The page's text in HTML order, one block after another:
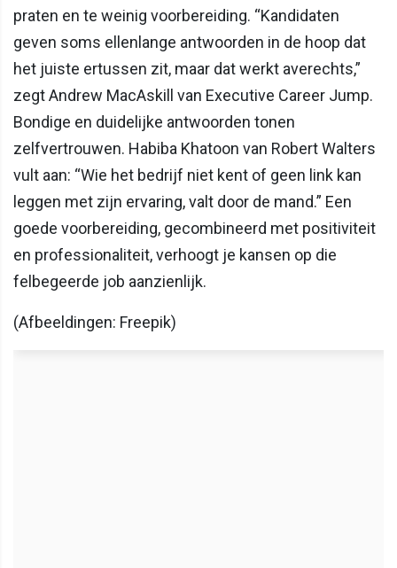
praten en te weinig voorbereiding. “Kandidaten
geven soms ellenlange antwoorden in de hoop dat
het juiste ertussen zit, maar dat werkt averechts,”
zegt Andrew MacAskill van Executive Career Jump.
Bondige en duidelijke antwoorden tonen
zelfvertrouwen. Habiba Khatoon van Robert Walters
vult aan: “Wie het bedrijf niet kent of geen link kan
leggen met zijn ervaring, valt door de mand.” Een
goede voorbereiding, gecombineerd met positiviteit
en professionaliteit, verhoogt je kansen op die
felbegeerde job aanzienlijk.
(Afbeeldingen: Freepik)